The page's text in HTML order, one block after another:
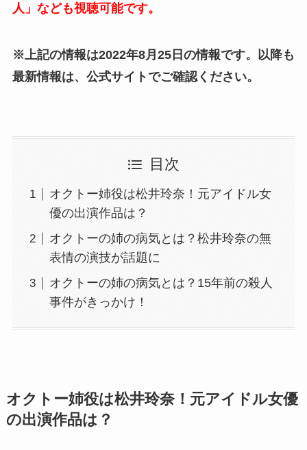
人」なども視聴可能です。
※上記の情報は2022年8月25日の情報です。以降も
最新情報は、公式サイトでご確認ください。
目次
オクトー姉役は松井玲奈！元アイドル女
優の出演作品は？
オクトーの姉の病気とは？松井玲奈の無
表情の演技が話題に
オクトーの姉の病気とは？15年前の殺人
事件がきっかけ！
オクトー姉役は松井玲奈！元アイドル女優
の出演作品は？